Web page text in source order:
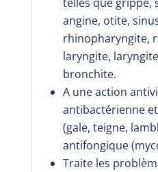
angine, otite,
rhinopharyngite,
laryngite,
bronchite.
A une action
antibactérienne
(gale, teigne,
antifongique
Traite les